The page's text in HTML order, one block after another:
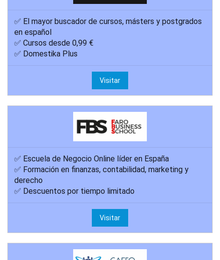
✅ El mayor buscador de cursos, másters y postgrados
en español
✅ Cursos desde 0,99 €
✅ Domestika Plus
Visitar
✅ Escuela de Negocio Online líder en España
✅ Formación en finanzas, contabilidad, marketing y
derecho
✅ Descuentos por tiempo limitado
Visitar